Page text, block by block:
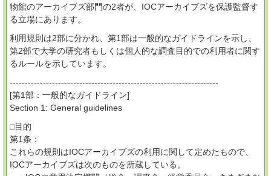
物館のアーカイブズ部門の2者が、IOCアーカイブズを保護監督す
る立場にあります。
利用規則は2部に分かれ、第1部は一般的なガイドラインを示し、
第2部で大学の研究者もしくは個人的な調査目的での利用者に関す
るルールを示しています。
---------------------------------------------------------------------
[第1部：一般的なガイドライン]
Section 1: General guidelines
□目的
第1条：
これらの規則はIOCアーカイブズの利用に関して定めたもので、
IOCアーカイブズは次のものを所蔵している。